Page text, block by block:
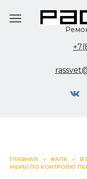
ГЛАВНАЯ » #АПК »
В
МЕРЫ ПО КОНТРОЛЮ